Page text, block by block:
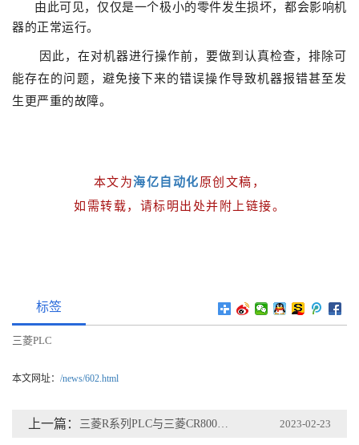
由此可见，仅仅是一个极小的零件发生损坏，都会影响机
器的正常运行。
因此，在对机器进行操作前，要做到认真检查，排除可
能存在的问题，避免接下来的错误操作导致机器报错甚至发
生更严重的故障。
本文为海亿自动化原创文稿，
如需转载，请标明出处并附上链接。
标签
三菱PLC
本文网址： /news/602.html
上一篇： 三菱R系列PLC与三菱CR800-D机器人通讯 2023-02-23